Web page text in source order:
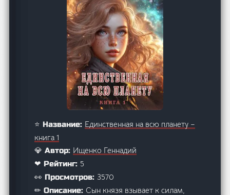
⭐ Название: Единственная на всю планету –
книга 1
💎 Автор: Ищенко Геннадий
❤ Рейтинг: 5
👀 Просмотров:3570
✏ Описание:Сын князя взывает к силам,